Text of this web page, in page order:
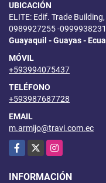
UBICACIÓN
ELITE: Edif. Trade
0989927255 -0999938231
Guayaquil - Guayas -
MÓVIL
+593994075437
TELÉFONO
+593987687728
EMAIL
m.armijo@travi.com.ec
Facebook
X Instagram
INFORMACIÓN